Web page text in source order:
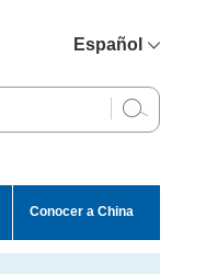
Español
English
Conocer a China